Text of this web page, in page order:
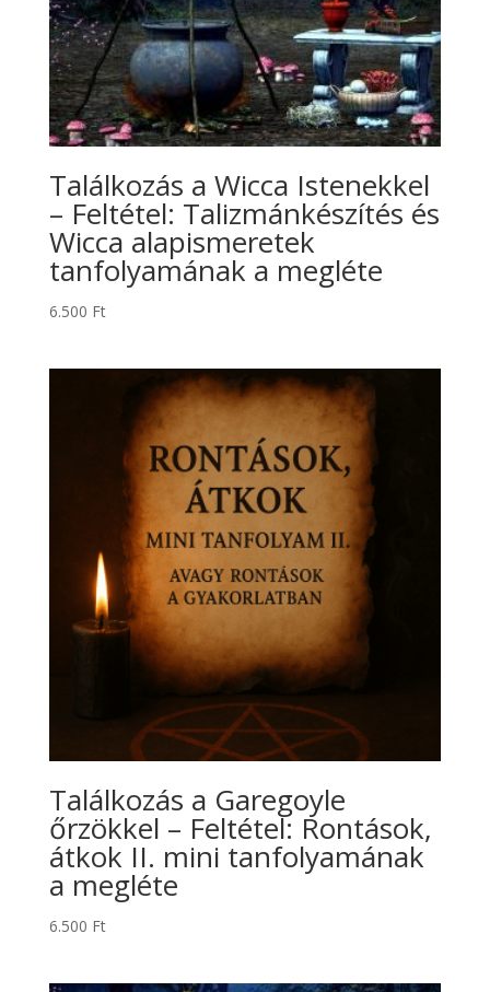
Találkozás a Wicca Istenekkel
– Feltétel: Talizmánkészítés és
Wicca alapismeretek
tanfolyamának a megléte
6.500 Ft
Találkozás a Garegoyle
őrzökkel – Feltétel: Rontások,
átkok II. mini tanfolyamának
a megléte
6.500 Ft